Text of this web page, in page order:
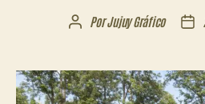
Autor
entrada
PorJujuy Gráfico